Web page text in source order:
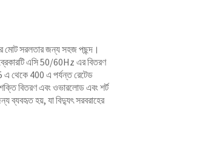
মোট সরলতার জন্য সহজ পছন্দ।
এসি 50/60Hz এর বিতরণ
এ থেকে 400 এ পর্যন্ত রেটেড
বিতরণ এবং ওভারলোড এবং শর্ট
ব্যবহৃত হয়, যা বিদ্যুৎ সরবরাহের